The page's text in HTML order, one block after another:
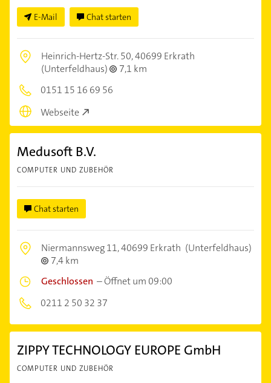
E-Mail Chat starten
Heinrich-Hertz-Str. 50,40699 Erkrath
(Unterfeldhaus)
7,1 km
0151 15 16 69 56
Webseite
Medusoft B.V.
COMPUTER UND ZUBEHÖR
Chat starten
Niermannsweg 11,40699 Erkrath (Unterfeldhaus)
7,4 km
Geschlossen –Öffnet um 09:00
0211 2 50 32 37
ZIPPY TECHNOLOGY EUROPE GmbH
COMPUTER UND ZUBEHÖR